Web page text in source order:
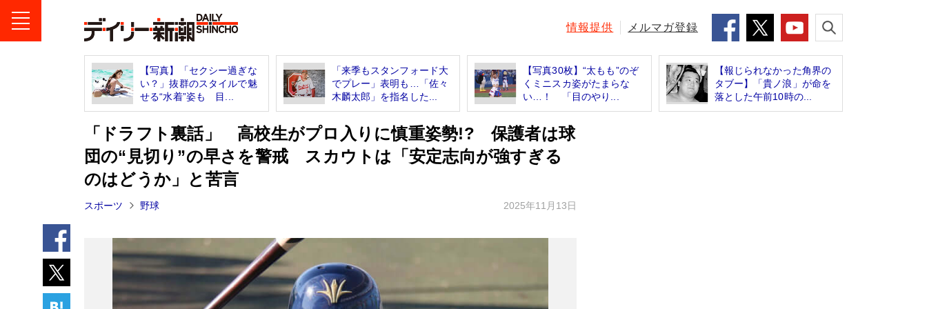
情報提供 メルマガ登録
【写真】「セクシー過ぎな
い？」抜群のスタイルで魅
せる“水着”姿も 目...
「来季もスタンフォード大
でプレー」表明も…「佐々
木麟太郎」を指名した...
【写真30枚】“太もも”のぞ
くミニスカ姿がたまらな
い…！ 「目のやり...
【報じられなかった角界の
タブー】「貴ノ浪」が命を
落とした午前10時の...
「ドラフト裏話」 高校生がプロ入りに慎重姿勢!? 保護者は球
団の“見切り”の早さを警戒 スカウトは「安定志向が強すぎる
のはどうか」と苦言
スポーツ 野球 2025年11月13日